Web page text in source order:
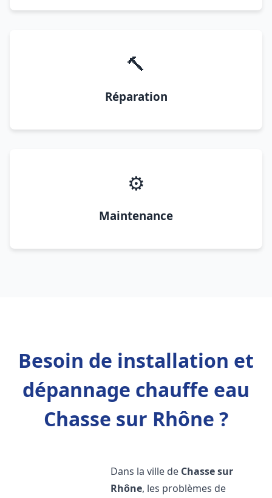
🔨
Réparation
⚙️
Maintenance
Besoin de installation et
dépannage chauffe eau
Chasse sur Rhône ?
Dans la ville de Chasse sur
Rhône, les problèmes de